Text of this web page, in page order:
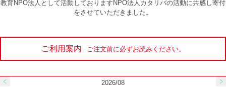
教育NPO法人として活動しておりますNPO法人カタリバの活動に共感し寄付
をさせていただきました。
ご利用案内 ご注文前に必ずお読みください。
2026/08